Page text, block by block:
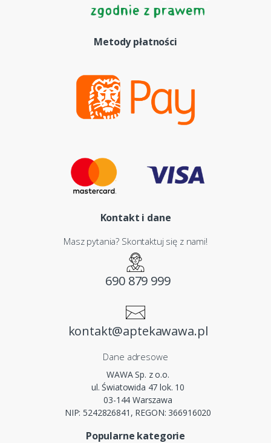
Metody płatności
Kontakt i dane
Masz pytania? Skontaktuj się z nami!
690 879 999
kontakt@aptekawawa.pl
Dane adresowe
WAWA Sp. z o.o.
ul. Światowida 47 lok. 10
03-144 Warszawa
NIP: 5242826841, REGON: 366916020
Popularne kategorie